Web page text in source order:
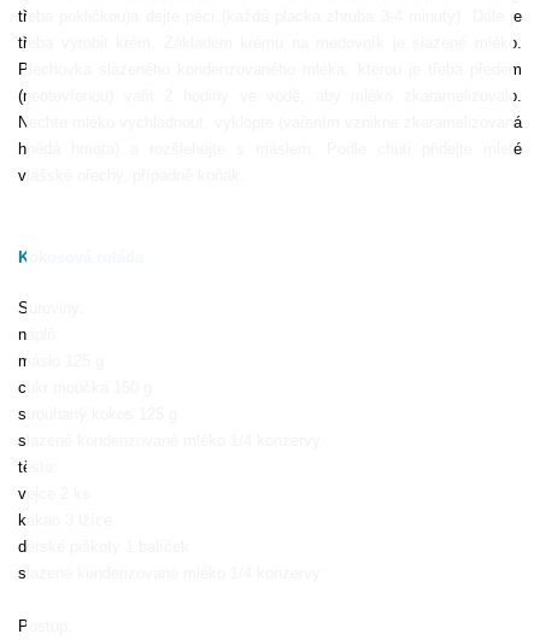
třeba pokličkou)a dejte péci (každá placka zhruba 3-4 minuty). Dále je
třeba vyrobit krém. Základem krému na medovník je slazené mléko.
Plechovka slazeného kondenzovaného mléka, kterou je třeba předem
(neotevřenou) vařit 2 hodiny ve vodě, aby mléko zkaramelizovalo.
Nechte mléko vychladnout, vyklopte (vařením vznikne zkaramelizovaná
hnědá hmota) a rozšlehejte s máslem. Podle chuti přidejte mleté
vlašské ořechy, případně koňak.
Kokosová roláda
Suroviny:
náplň:
máslo 125 g
cukr moučka 150 g
strouhaný kokos 125 g
slazené kondenzované mléko 1/4 konzervy
těsto:
vejce 2 ks
kakao 3 lžíce
dětské piškoty 1 balíček
slazené kondenzované mléko 1/4 konzervy
Postup: